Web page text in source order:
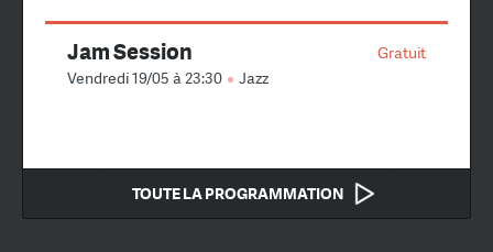
Gratuit
Jam Session
Vendredi 19/05 à 23:30 Jazz
TOUTE LA PROGRAMMATION